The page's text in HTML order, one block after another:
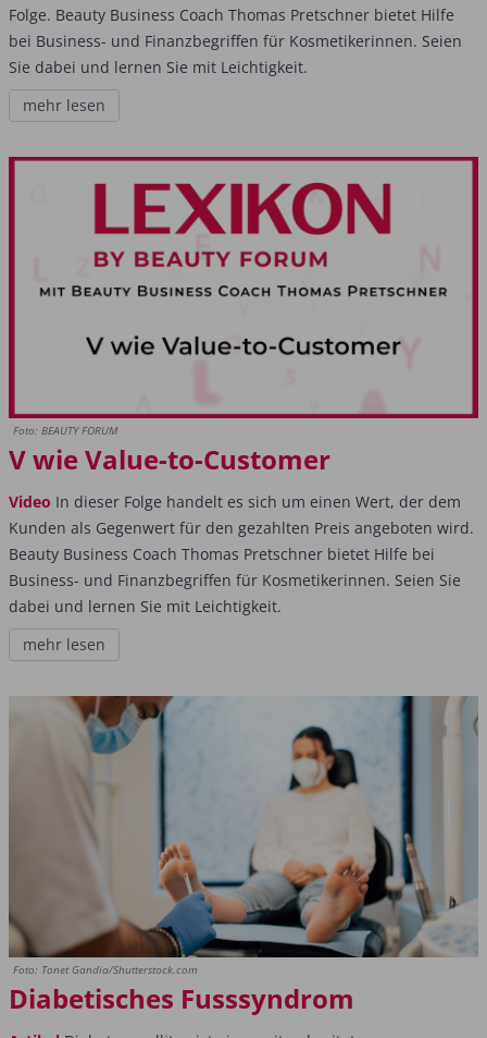
Folge. Beauty Business Coach Thomas Pretschner bietet Hilfe
bei Business- und Finanzbegriffen für Kosmetikerinnen. Seien
Sie dabei und lernen Sie mit Leichtigkeit.
mehr lesen
Foto: BEAUTY FORUM
V wie Value-to-Customer
Video In dieser Folge handelt es sich um einen Wert, der dem
Kunden als Gegenwert für den gezahlten Preis angeboten wird.
Beauty Business Coach Thomas Pretschner bietet Hilfe bei
Business- und Finanzbegriffen für Kosmetikerinnen. Seien Sie
dabei und lernen Sie mit Leichtigkeit.
mehr lesen
Foto: Tonet Gandia/Shutterstock.com
Diabetisches Fusssyndrom